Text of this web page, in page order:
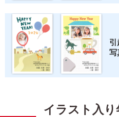
引
写
イラスト入り